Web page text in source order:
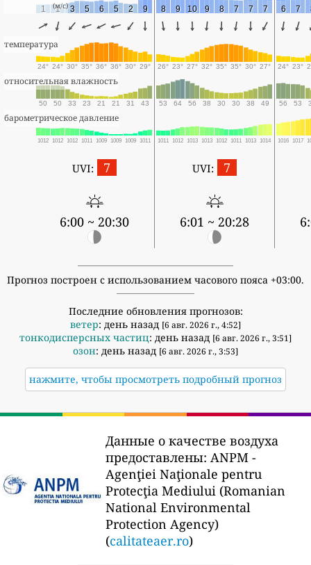
(м/с)
1 1 3 5 6 5 2 9 8 9 10 9 8 7 7 7 6 7
температура
24° 24° 30° 35° 36° 36° 30° 29° 26° 23° 27° 32° 35° 35° 30° 27° 24° 23°
относительная влажность
50 50 33 23 21 21 31 43 53 64 56 38 30 30 38 49 56 53
барометрическое давление
1012 1012 1012 1011 1009 1009 1009 1011 1011 1012 1013 1013 1012 1011 1013 1014 1016 1017
UVI: 7
6:00 ~ 20:30
UVI: 7
6:01 ~ 20:28
Прогноз построен с использованием часового пояса +03:00.
Последние обновления прогнозов:
ветер: день назад [6 авг. 2026 г., 4:52]
тонкодисперсных частиц: день назад [6 авг. 2026 г., 3:51]
озон: день назад [6 авг. 2026 г., 3:53]
нажмите, чтобы просмотреть подробный прогноз
Данные о качестве воздуха
предоставлены: ANPM -
Agenţiei Naţionale pentru
Protecţia Mediului (Romanian
National Environmental
Protection Agency)
(calitateaer.ro)